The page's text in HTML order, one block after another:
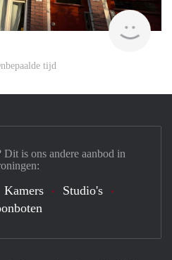
tijd
is ons andere aanbod in
Kamers
Studio's